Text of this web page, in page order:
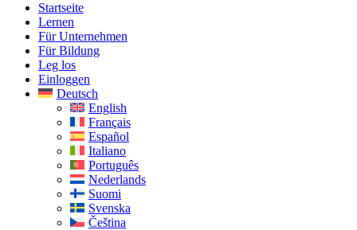
Startseite
Lernen
Für Unternehmen
Für Bildung
Leg los
Einloggen
Deutsch
English
Français
Español
Italiano
Português
Nederlands
Suomi
Svenska
Čeština